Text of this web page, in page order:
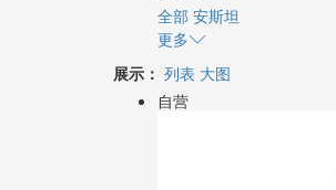
全部 安斯坦
更多
展示： 列表 大图
自营